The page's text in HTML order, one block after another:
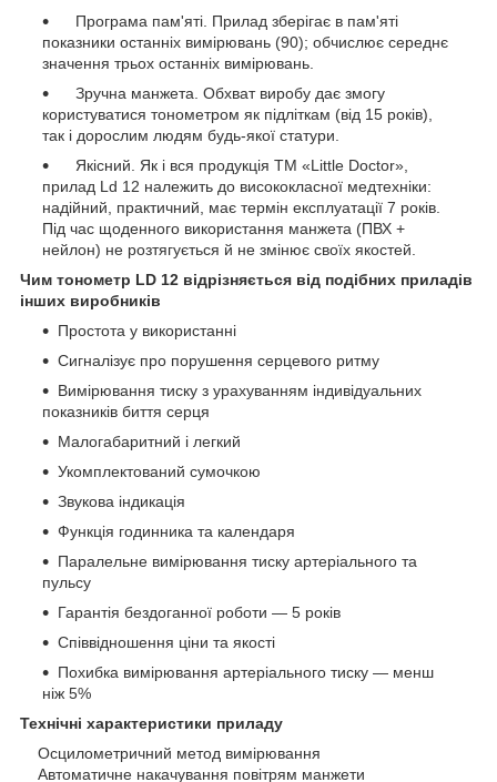
Програма пам'яті. Прилад зберігає в пам'яті
показники останніх вимірювань (90); обчислює середнє
значення трьох останніх вимірювань.
Зручна манжета. Обхват виробу дає змогу
користуватися тонометром як підліткам (від 15 років),
так і дорослим людям будь-якої статури.
Якісний. Як і вся продукція ТМ «Little Doctor»,
прилад Ld 12 належить до висококласної медтехніки:
надійний, практичний, має термін експлуатації 7 років.
Під час щоденного використання манжета (ПВХ +
нейлон) не розтягується й не змінює своїх якостей.
Чим тонометр LD 12 відрізняється від подібних приладів
інших виробників
Простота у використанні
Сигналізує про порушення серцевого ритму
Вимірювання тиску з урахуванням індивідуальних
показників биття серця
Малогабаритний і легкий
Укомплектований сумочкою
Звукова індикація
Функція годинника та календаря
Паралельне вимірювання тиску артеріального та
пульсу
Гарантія бездоганної роботи — 5 років
Співвідношення ціни та якості
Похибка вимірювання артеріального тиску — менш
ніж 5%
Технічні характеристики приладу
Осцилометричний метод вимірювання
Автоматичне накачування повітрям манжети